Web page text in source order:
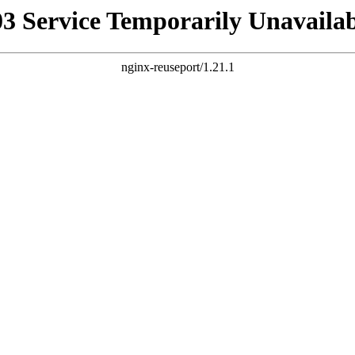
Service Temporarily
nginx-reuseport/1.21.1